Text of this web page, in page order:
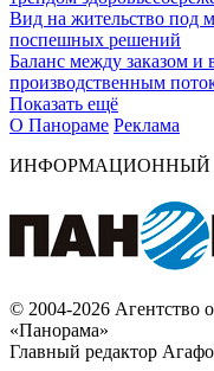
Вид на жительство под
поспешных решений
Баланс между заказом
производственным
Показать ещё
О Панораме Реклама
ИНФОРМАЦИОННЫЙ
© 2004-2026 Агентство
«Панорама»
Главный редактор